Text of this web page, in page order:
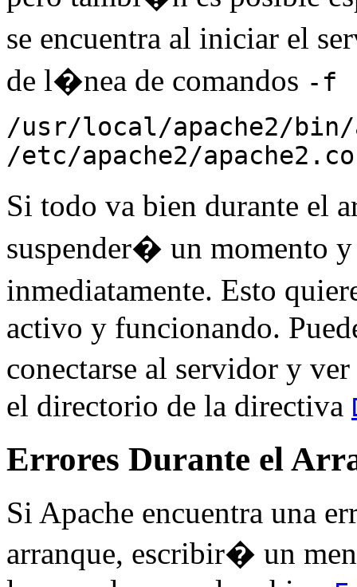
se encuentra al iniciar el
de l�nea de comandos -f
/usr/local/apache2/
/etc/apache2/
Si todo va bien durante el
suspender� un momento
inmediatamente. Esto
activo y funcionando.
conectarse al servidor y
el directorio de la directiva
Errores Durante el
Si Apache encuentra una
arranque, escribir� un